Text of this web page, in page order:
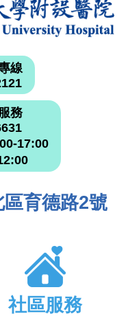
線
務
17:00
育德路2號
社區服務